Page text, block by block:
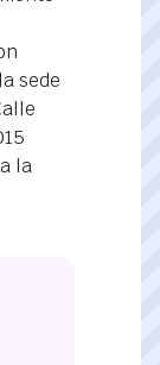
sede
la